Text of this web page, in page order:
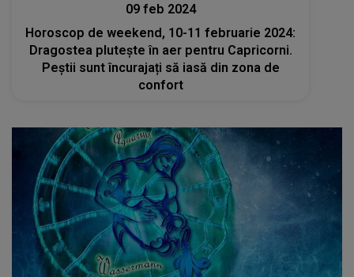
09 feb 2024
Horoscop de weekend, 10-11 februarie 2024:
Dragostea plutește în aer pentru Capricorni.
Peștii sunt încurajați să iasă din zona de
confort